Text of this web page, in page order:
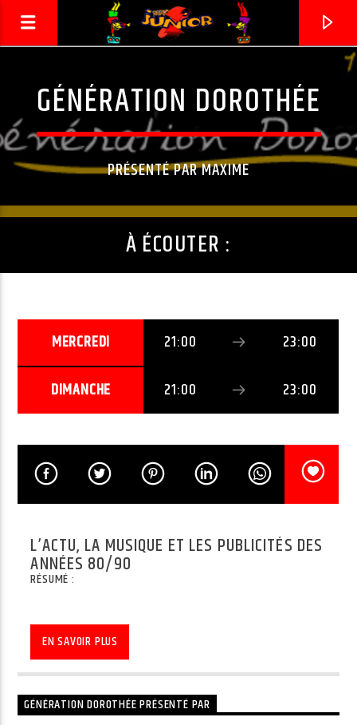
RADIO JUNIOR
LA 1ÈRE RADIO DES ENFANTS !
HOLA SENORITA
Junior Noël
GÉNÉRATION DOROTHÉE
PRÉSENTÉ PAR MAXIME
À ÉCOUTER :
MERCREDI 21:00 23:00
DIMANCHE 21:00 23:00
L’ACTU, LA MUSIQUE ET LES PUBLICITÉS DES
ANNÉES 80/90
RÉSUMÉ :
EN SAVOIR PLUS
GÉNÉRATION DOROTHÉE PRÉSENTÉ PAR